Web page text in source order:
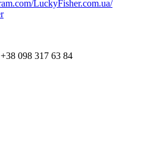
LuckyFisher.com.ua/
098 317 63 84